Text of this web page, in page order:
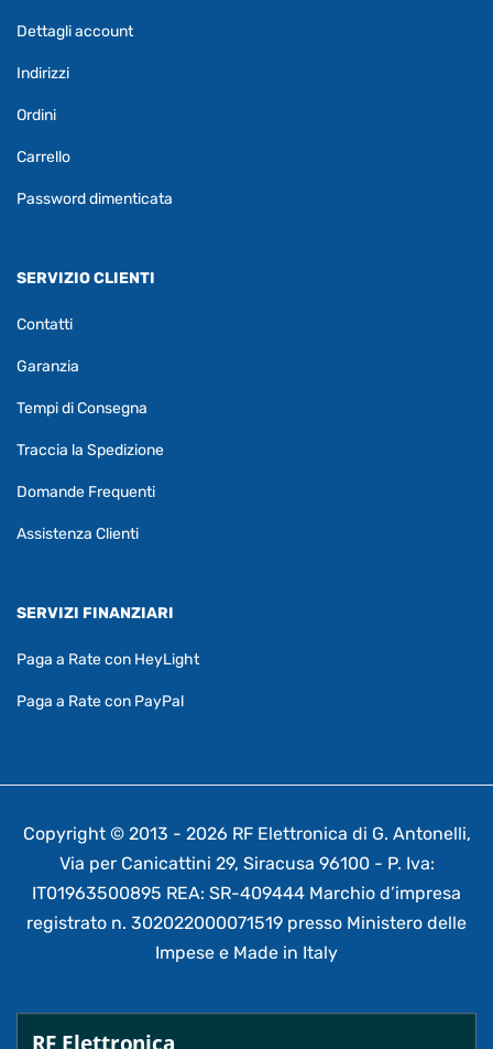
Dettagli account
Indirizzi
Ordini
Carrello
Password dimenticata
SERVIZIO CLIENTI
Contatti
Garanzia
Tempi di Consegna
Traccia la Spedizione
Domande Frequenti
Assistenza Clienti
SERVIZI FINANZIARI
Paga a Rate con HeyLight
Paga a Rate con PayPal
Copyright © 2013 - 2026 RF Elettronica di G. Antonelli,
Via per Canicattini 29, Siracusa 96100 - P. Iva:
IT01963500895 REA: SR-409444 Marchio d’impresa
registrato n. 302022000071519 presso Ministero delle
Impese e Made in Italy
RF Elettronica